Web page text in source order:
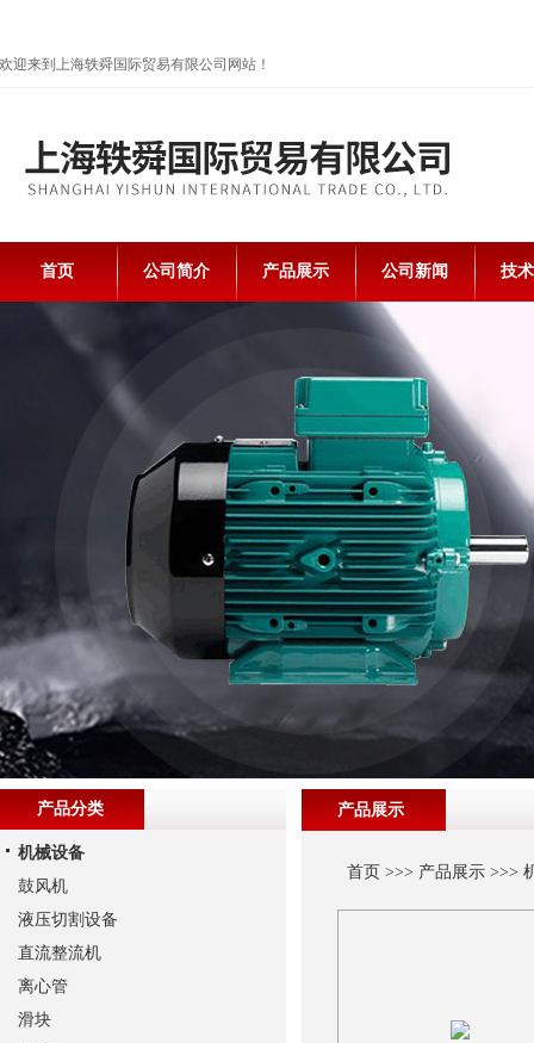
欢迎来到上海轶舜国际贸易有限公司网站！
首页 公司简介 产品展示 公司新闻 技
产品展示
首页 >>> 产品展示>>>
产品分类
机械设备
鼓风机
液压切割设备
直流整流机
离心管
滑块